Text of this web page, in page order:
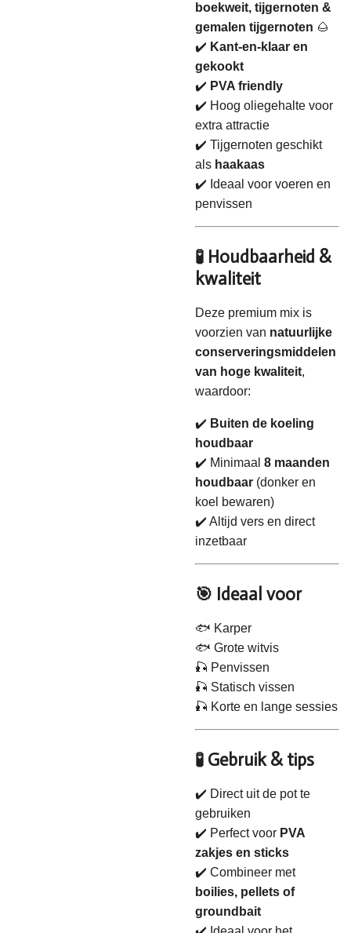
boekweit, tijgernoten &
gemalen tijgernoten 🌰
✔️ Kant-en-klaar en
gekookt
✔️ PVA friendly
✔️ Hoog oliegehalte voor
extra attractie
✔️ Tijgernoten geschikt
als haakaas
✔️ Ideaal voor voeren en
penvissen
🧪 Houdbaarheid &
kwaliteit
Deze premium mix is
voorzien van natuurlijke
conserveringsmiddelen
van hoge kwaliteit,
waardoor:
✔️ Buiten de koeling
houdbaar
✔️ Minimaal 8 maanden
houdbaar (donker en
koel bewaren)
✔️ Altijd vers en direct
inzetbaar
🎯 Ideaal voor
🐟 Karper
🐟 Grote witvis
🎣 Penvissen
🎣 Statisch vissen
🎣 Korte en lange sessies
🧪 Gebruik & tips
✔️ Direct uit de pot te
gebruiken
✔️ Perfect voor PVA
zakjes en sticks
✔️ Combineer met
boilies, pellets of
groundbait